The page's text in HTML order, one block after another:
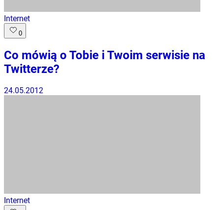
Internet
0
Co mówią o Tobie i Twoim serwisie na
Twitterze?
24.05.2012
Internet